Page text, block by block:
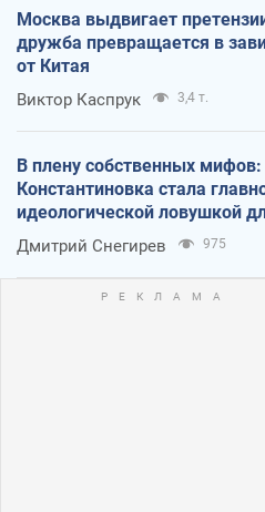
Москва выдвигает
дружба превращается в
от Китая
Виктор Каспрук 3,4 т.
В плену собственных мифов:
Константиновка стала
идеологической ловушкой
оккупантов
Дмитрий Снегирев 975